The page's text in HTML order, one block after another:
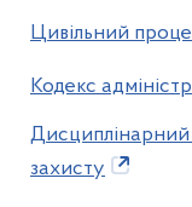
Цивільний
Кодекс
Дисциплінарний
захисту